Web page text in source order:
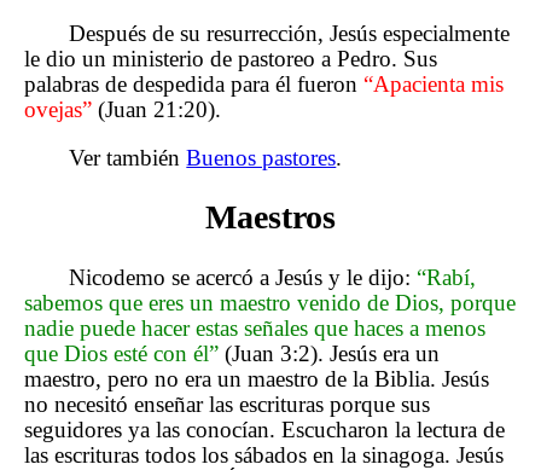
Después de su resurrección, Jesús especialmente
le dio un ministerio de pastoreo a Pedro. Sus
palabras de despedida para él fueron “Apacienta mis
ovejas” (Juan 21:20).
Ver tambiénBuenos pastores.
Maestros
Nicodemo se acercó a Jesús y le dijo: “Rabí,
sabemos que eres un maestro venido de Dios, porque
nadie puede hacer estas señales que haces a menos
que Dios esté con él” (Juan 3:2). Jesús era un
maestro, pero no era un maestro de la Biblia. Jesús
no necesitó enseñar las escrituras porque sus
seguidores ya las conocían. Escucharon la lectura de
las escrituras todos los sábados en la sinagoga. Jesús